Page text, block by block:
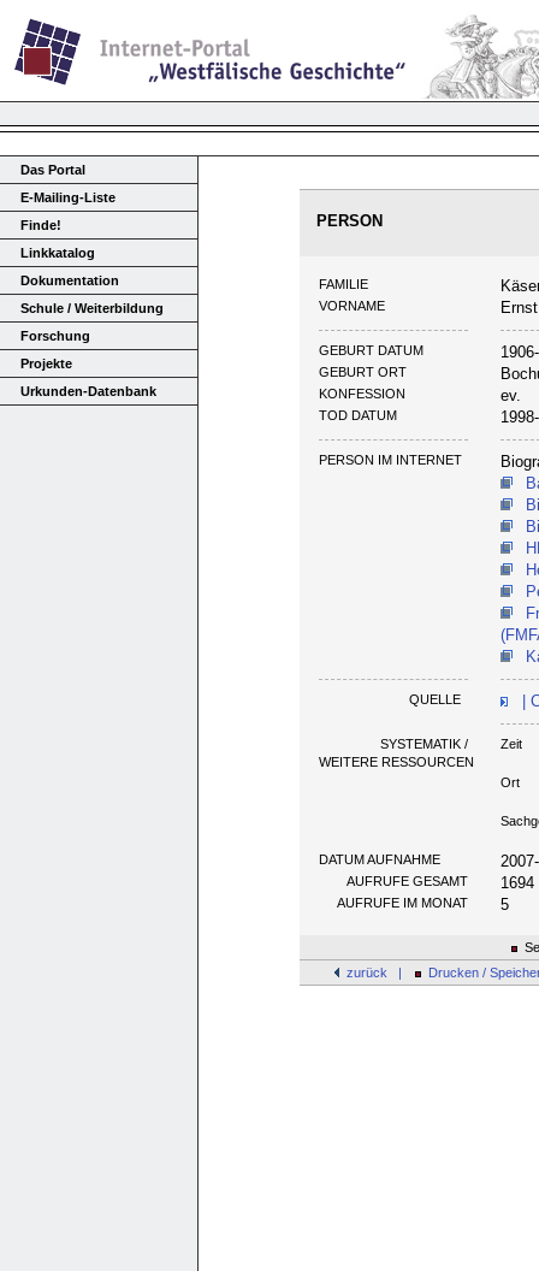
Das Portal
E-Mailing-Liste
Finde!
Linkkatalog
Dokumentation
Schule / Weiterbildung
Forschung
Projekte
Urkunden-Datenbank
PERSON
FAMILIE
VORNAME Ernst
GEBURT DATUM
GEBURT ORT
KONFESSION ev.
TOD DATUM
PERSON IM INTERNET
QUELLE |
SYSTEMATIK /
WEITERE RESSOURCEN
Zeit
Ort
DATUM AUFNAHME
AUFRUFE GESAMT 1694
AUFRUFE IM MONAT 5
zurück |
Drucken /